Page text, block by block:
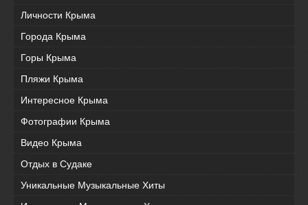
Личности Крыма
Города Крыма
Горы Крыма
Пляжи Крыма
Интересное Крыма
Фотографии Крыма
Видео Крыма
Отдых в Судаке
Уникальные Музыкальные Хиты